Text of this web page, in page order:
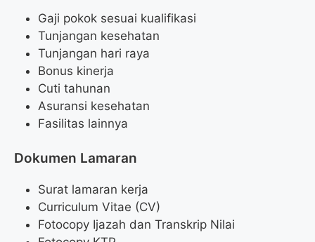
Gaji pokok sesuai kualifikasi
Tunjangan kesehatan
Tunjangan hari raya
Bonus kinerja
Cuti tahunan
Asuransi kesehatan
Fasilitas lainnya
Dokumen Lamaran
Surat lamaran kerja
Curriculum Vitae (CV)
Fotocopy Ijazah dan Transkrip Nilai